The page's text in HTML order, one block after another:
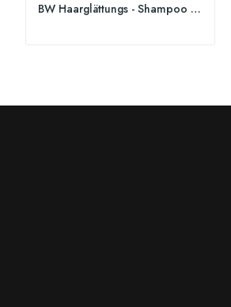
BW Haarglättungs - Shampoo 251ml